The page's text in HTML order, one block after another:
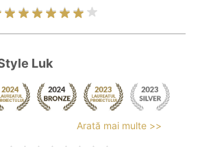
Luk
Arată mai multe >>